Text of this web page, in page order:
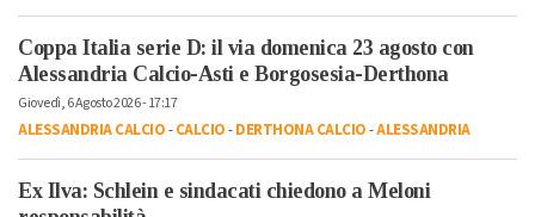
Coppa Italia serie D: il via domenica 23 agosto con
Alessandria Calcio-Asti e Borgosesia-Derthona
Giovedì, 6 Agosto 2026 - 17:17
ALESSANDRIA CALCIO-CALCIO-DERTHONA CALCIO-ALESSANDRIA
Ex Ilva: Schlein e sindacati chiedono a Meloni